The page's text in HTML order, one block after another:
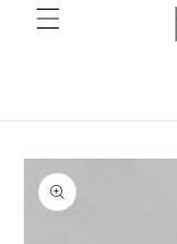
informațiile
despre
produs